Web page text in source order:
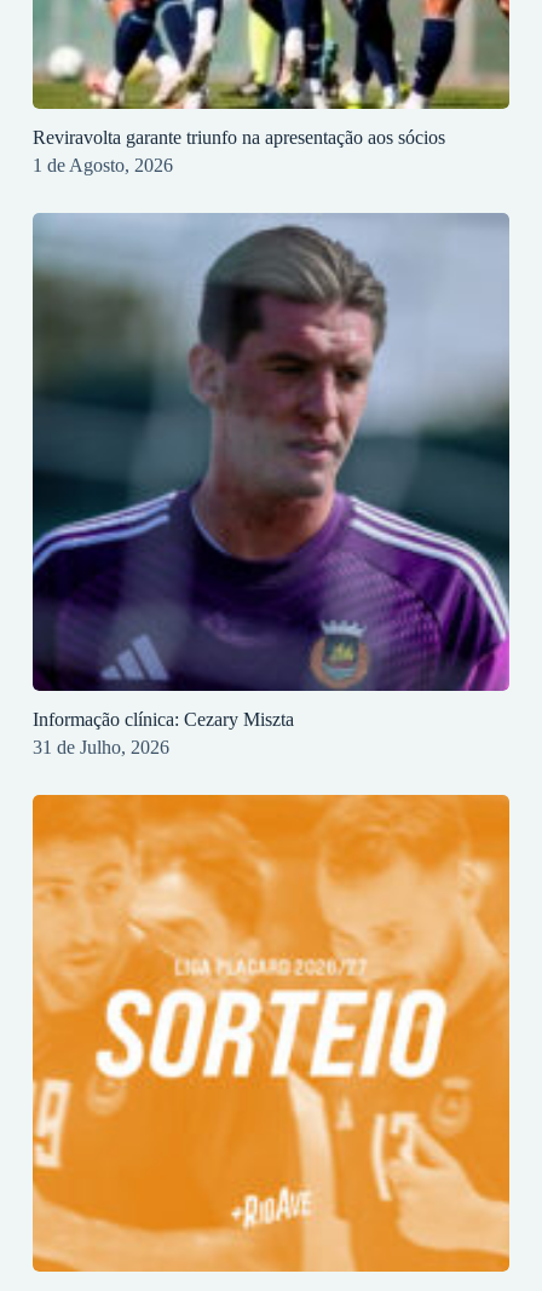
Reviravolta garante triunfo na apresentação aos sócios
1 de Agosto, 2026
Informação clínica: Cezary Miszta
31 de Julho, 2026